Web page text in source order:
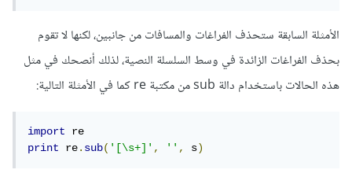
الأمثلة السابقة ستحذف الفراغات والمسافات من جانبين، لكنها لا تقوم
بحذف الفراغات الزائدة في وسط السلسلة النصية، لذلك أنصحك في مثل
هذه الحالات باستخدام دالة sub من مكتبة re كما في الأمثلة التالية:
import
print
re.sub('[\s+]', '', s)